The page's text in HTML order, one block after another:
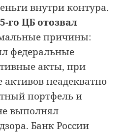
внутри контура.
го ЦБ отозвал
причины:
федеральные
акты, при
активов неадекватно
портфель и
выполнял
Банк России